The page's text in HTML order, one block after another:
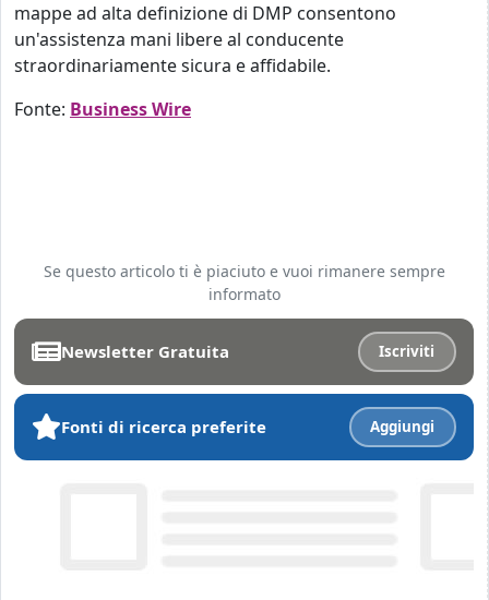
mappe ad alta definizione di DMP consentono
un'assistenza mani libere al conducente
straordinariamente sicura e affidabile.
Fonte: Business Wire
Se questo articolo ti è piaciuto e vuoi rimanere sempre
informato
Newsletter Gratuita Iscriviti
Fonti di ricerca preferite Aggiungi